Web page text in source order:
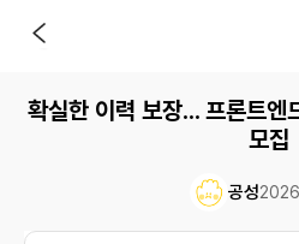
확실한 이력 보장... 프론트엔
모집
공성